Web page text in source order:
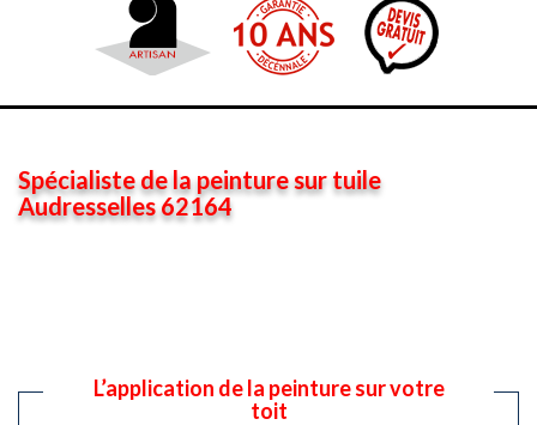
Spécialiste de la peinture sur tuile
Audresselles 62164
L’application de la peinture sur votre
toit